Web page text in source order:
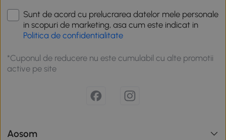
Sunt de acord cu prelucrarea datelor mele personale
in scopuri de marketing, asa cum este indicat in
Politica de confidentialitate
*Cuponul de reducere nu este cumulabil cu alte promotii
active pe site
Aosom